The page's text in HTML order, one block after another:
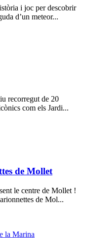
i joc per descobrir
d’un meteor...
recorregut de 20
com els Jardi...
de Mollet
le centre de Mollet !
de Mol...